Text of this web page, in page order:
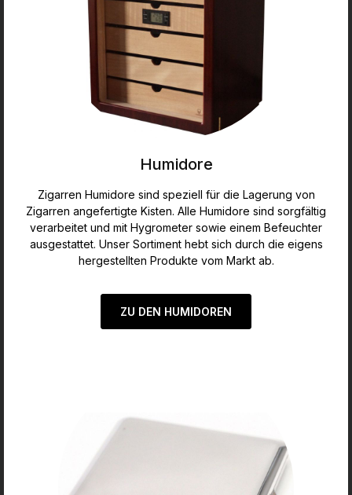
Humidore
Zigarren Humidore sind speziell für die Lagerung von
Zigarren angefertigte Kisten. Alle Humidore sind sorgfältig
verarbeitet und mit Hygrometer sowie einem Befeuchter
ausgestattet. Unser Sortiment hebt sich durch die eigens
hergestellten Produkte vom Markt ab.
ZU DEN HUMIDOREN